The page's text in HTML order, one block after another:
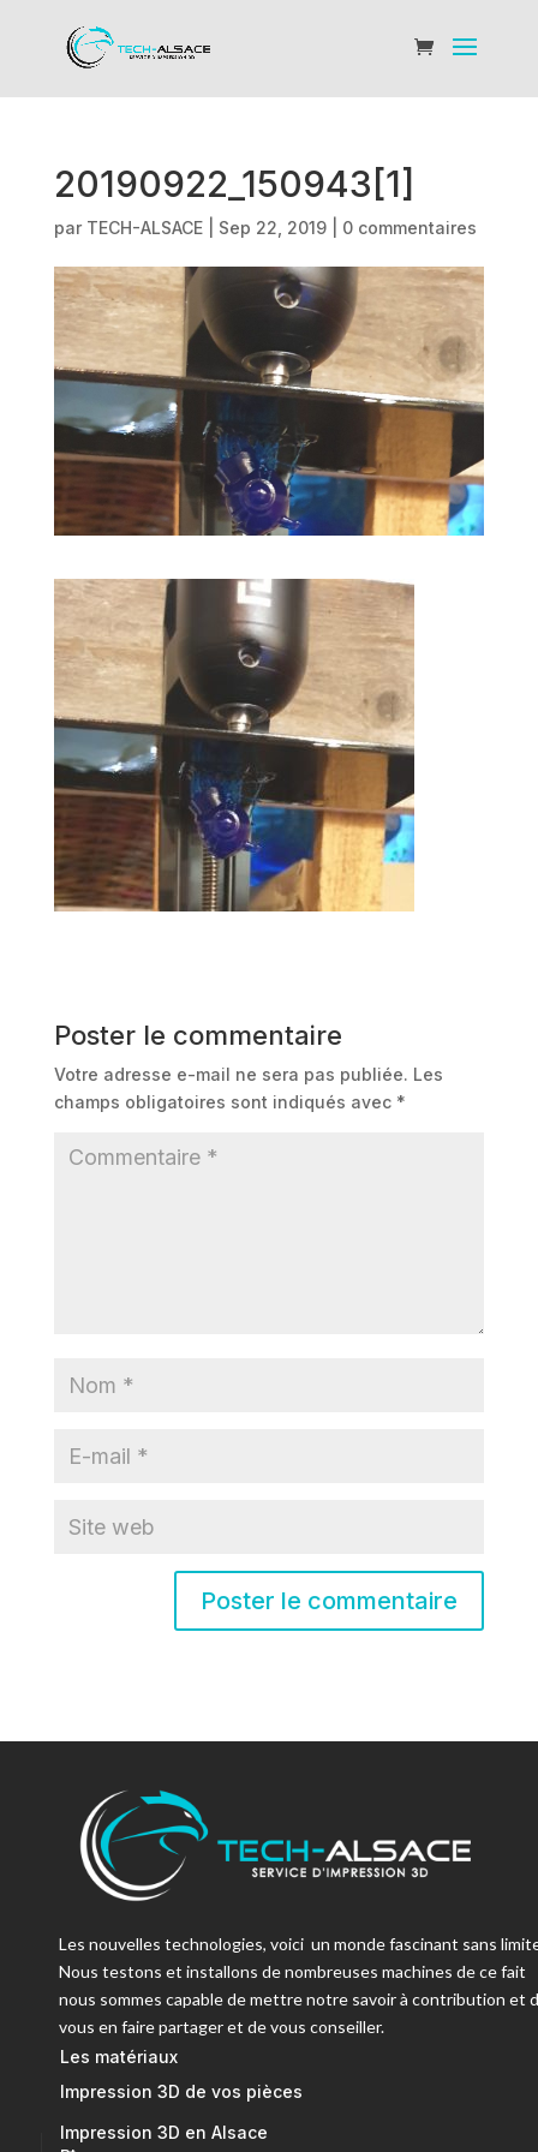
20190922_150943[1]
par TECH-ALSACE| Sep 22, 2019| 0 commentaires
Poster le commentaire
Votre adresse e-mail ne sera pas publiée. Les
champs obligatoires sont indiqués avec *
Les nouvelles technologies, voici un monde fascinant sans
Nous testons et installons de nombreuses machines de ce fait
nous sommes capable de mettre notre savoir à contribution et
vous en faire partager et de vous conseiller.
Les matériaux
Impression 3D de vos pièces
Impression 3D en Alsace